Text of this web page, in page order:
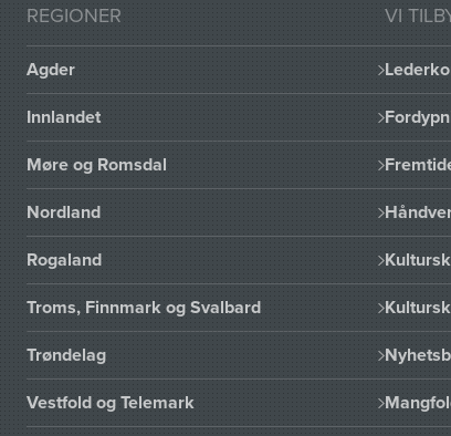
REGIONER
Agder
Innlandet
Møre og Romsdal
Nordland
Rogaland
Troms, Finnmark og Svalbard
Trøndelag
Vestfold og Telemark
VI